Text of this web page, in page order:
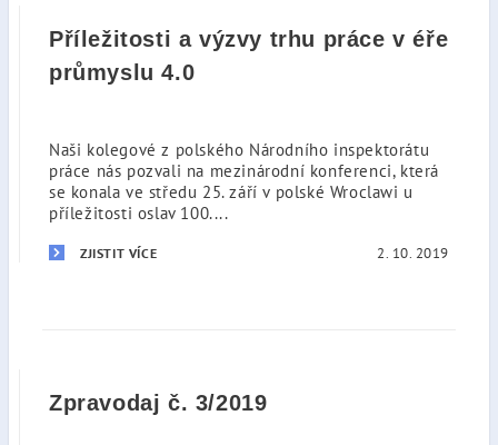
Příležitosti a výzvy trhu práce v éře
průmyslu 4.0
Naši kolegové z polského Národního inspektorátu
práce nás pozvali na mezinárodní konferenci, která
se konala ve středu 25. září v polské Wroclawi u
příležitosti oslav 100....
ZJISTIT VÍCE 2. 10. 2019
Zpravodaj č. 3/2019